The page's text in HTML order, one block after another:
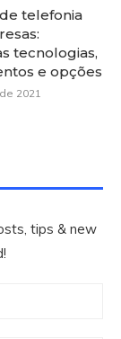
telefonia
tecnologias,
e opções
2021
tips & new